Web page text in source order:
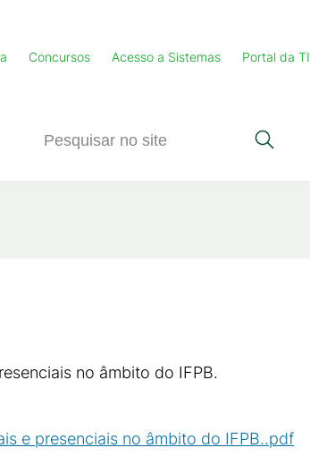
Concursos Acesso a Sistemas Portal da TI
no âmbito do IFPB.
e presenciais no âmbito do IFPB..pdf